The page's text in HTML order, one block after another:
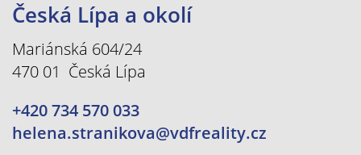
Česká Lípa a okolí
Mariánská 604/24
470 01 Česká Lípa
+420 734 570 033
helena.stranikova@vdfreality.cz